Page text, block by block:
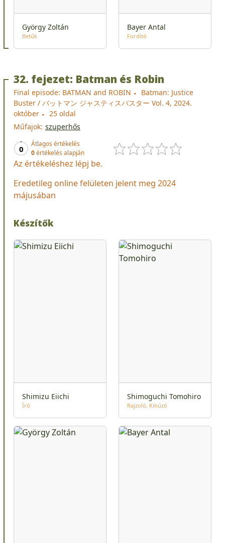
György Zoltán
Betűk
Bayer Antal
Fordító
32. fejezet: Batman és Robin
Final episode: BATMAN and ROBIN
Batman: Justice
Buster / バットマン ジャスティスバスター Vol. 4, 2024.
október
25 oldal
Műfajok: szuperhős
0
Átlagos értékelés
0értékelés alapján
Az értékeléshez lépj be.
Eredetileg online felületen jelent meg 2024
májusában
Készítők
Shimizu Eiichi
Író
Shimoguchi Tomohiro
Rajzoló Kihúzó